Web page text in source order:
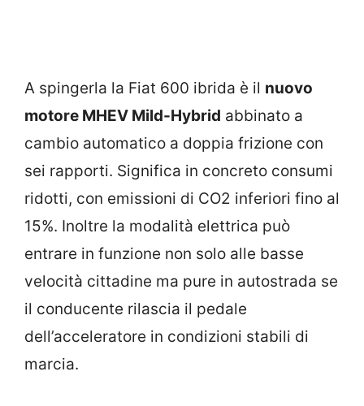
A spingerla la Fiat 600 ibrida è il nuovo
motore MHEV Mild-Hybrid abbinato a
cambio automatico a doppia frizione con
sei rapporti. Significa in concreto consumi
ridotti, con emissioni di CO2 inferiori fino al
15%. Inoltre la modalità elettrica può
entrare in funzione non solo alle basse
velocità cittadine ma pure in autostrada se
il conducente rilascia il pedale
dell’acceleratore in condizioni stabili di
marcia.